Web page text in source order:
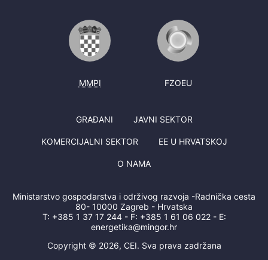
MMPI FZOEU
GRAĐANI JAVNI SEKTOR
KOMERCIJALNI SEKTOR EE U HRVATSKOJ
O NAMA
Ministarstvo gospodarstva i održivog razvoja -Radnička cesta
80- 10000 Zagreb - Hrvatska
T: +385 1 37 17 244- F: +385 1 61 06 022- E:
energetika@mingor.hr
Copyright © 2026, CEI. Sva prava zadržana